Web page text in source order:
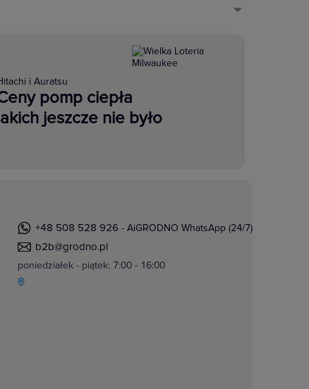
i Auratsu
pomp ciepła
jeszcze nie było
+48 508 528 926 - AiGRODNO WhatsApp (24/7)
b2b@grodno.pl
poniedziałek - piątek: 7:00 - 16:00